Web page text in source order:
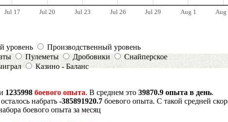
Jul 17 Jul 20 Jul 23 Jul 26 Jul 29 Aug 1 Aug
уровень
Производственный уровень
Пулеметы Дробовики
Снайперское
Казино - Баланс
1235998 боевого опыта. В среднем это 39870.9 опыта в день.
набрать -385891920.7 боевого опыта. С такой средней
боевого опыта за месяц